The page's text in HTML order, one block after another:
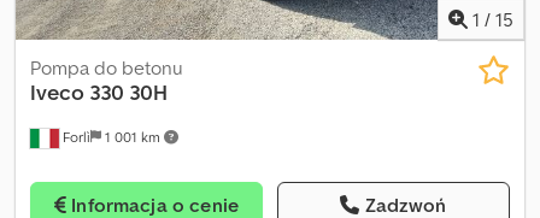
kg
1 / 15
Forlì 1 001 km
Pompa do betonu
Iveco 330 30H
Informacja o cenie Zadzwoń